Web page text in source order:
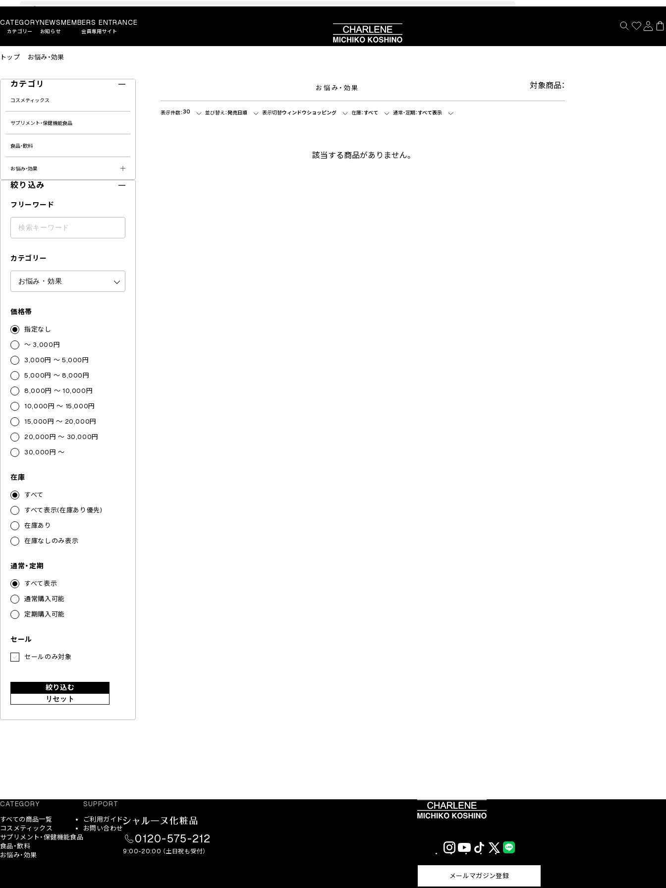
CATEGORY
カテゴリー
NEWS
お知らせ
MEMBERS ENTRANCE
会員専用サイト
トップ お悩み・効果
カテゴリ
コスメティックス
サプリメント・保健機能食品
食品・飲料
お悩み・効果
絞り込み
フリーワード
カテゴリー
価格帯
指定なし
～ 3,000円
3,000円 ～ 5,000円
5,000円 ～ 8,000円
8,000円 ～ 10,000円
10,000円 ～ 15,000円
15,000円 ～ 20,000円
20,000円 ～ 30,000円
30,000円 ～
在庫
すべて
すべて表示(在庫あり優先)
在庫あり
在庫なしのみ表示
通常・定期
すべて表示
通常購入可能
定期購入可能
セール
セールのみ対象
絞り込む
リセット
お悩み・効果 対象商品：
表示件数：30 並び替え：発売日順 表示切替ウィンドウショッピング 在庫：すべて 通常・定期：すべて表示
該当する商品がありません。
CATEGORY
すべての商品一覧
コスメティックス
サプリメント・保健機能食品
食品・飲料
お悩み・効果
SUPPORT
ご利用ガイド
お問い合わせ
0120-575-212
9:00-20:00 （土日祝も受付）
InstagramYouTubeTikTok X
(Twitter)
メールマガジン登録